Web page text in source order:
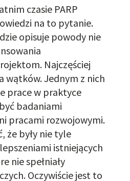
czasie PARP
na to pytanie.
opisuje powody nie
Najczęściej
wątków. Jednym z nich
prace w praktyce
badaniami
pracami rozwojowymi.
że były nie tyle
istniejących
nie spełniały
Oczywiście jest to